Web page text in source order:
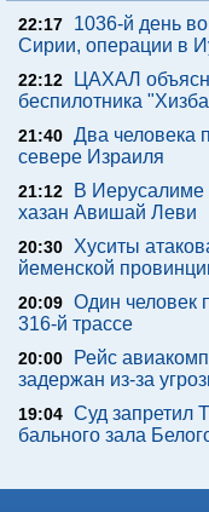
22:17
1036-й день
Сирии, операции в
22:12
ЦАХАЛ
беспилотника
21:40 Два человека
севере Израиля
21:12
В Иерусалиме
хазан Авишай Леви
20:30
Хуситы
йеменской
20:09 Один человек
316-й трассе
20:00
Рейс
задержан из-за
19:04 Суд запретил
бального зала